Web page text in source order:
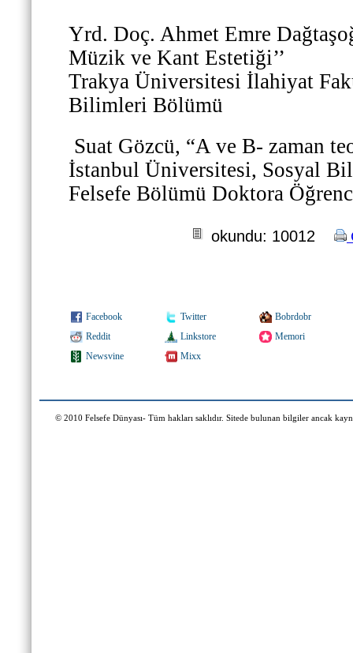
Yrd. Doç. Ahmet Emre
Müzik ve Kant Estetiği’’
Trakya Üniversitesi İlahiyat
Bilimleri Bölümü
Suat Gözcü, “A ve B- zaman
İstanbul Üniversitesi, Sosyal
Felsefe Bölümü Doktora
okundu: 10012
Facebook Twitter
Bobrdobr
Reddit
Linkstore
Memori
Newsvine
Mixx
© 2010 Felsefe Dünyası- Tüm hakları saklıdır. Sitede bulunan bilgiler ancak